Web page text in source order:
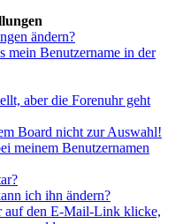
ändern?
mein Benutzername in der
aber die Forenuhr geht
Board nicht zur Auswahl!
meinem Benutzernamen
ich ihn ändern?
auf den E-Mail-Link klicke,